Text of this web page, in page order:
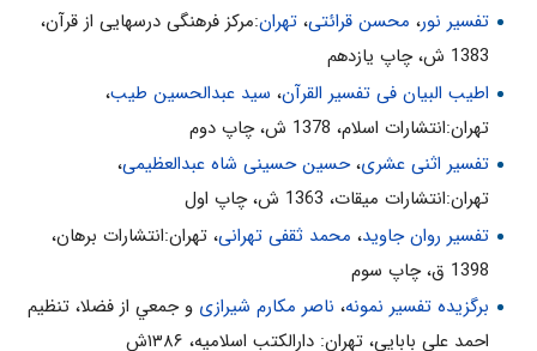
جلد 9 - صفحه 602
كننده‌ى گفتارش نباشد، عالم نيست.
امام صادق عليه السلام يكى از مصاديق اين آيه را خلف وعده دانستند و
تفسیر نور، محسن قرائتی، تهران:مركز فرهنگى درسهايى از قرآن،
1383 ش، چاپ يازدهم
اطیب البیان فی تفسیر القرآن‌، سید عبدالحسین طیب،
تهران:انتشارات اسلام‌، 1378 ش‌، چاپ دوم‌
تفسیر اثنی عشری،حسین حسینی شاه عبدالعظیمی،
تهران:انتشارات ميقات، 1363 ش، چاپ اول
تفسیر روان جاوید، محمد ثقفی تهرانی، تهران:انتشارات برهان،
1398 ق، چاپ سوم
برگزیده تفسیر نمونه، ناصر مکارم شیرازی و جمعي از فضلا، تنظیم
احمد علی بابایی، تهران: دارالکتب اسلامیه، ۱۳۸۶ش